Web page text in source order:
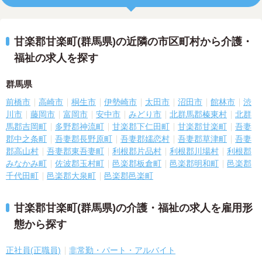
甘楽郡甘楽町(群馬県)の近隣の市区町村から介護・
福祉の求人を探す
群馬県
前橋市 高崎市 桐生市 伊勢崎市 太田市 沼田市 館林市
渋
川市
藤岡市 富岡市 安中市 みどり市 北群馬郡榛東村
北群
馬郡吉岡町
多野郡神流町 甘楽郡下仁田町 甘楽郡甘楽町
吾妻
郡中之条町
吾妻郡長野原町 吾妻郡嬬恋村 吾妻郡草津町
吾妻
郡高山村
吾妻郡東吾妻町 利根郡片品村 利根郡川場村
利根郡
みなかみ町
佐波郡玉村町 邑楽郡板倉町 邑楽郡明和町
邑楽郡
千代田町
邑楽郡大泉町 邑楽郡邑楽町
甘楽郡甘楽町(群馬県)の介護・福祉の求人を雇用形
態から探す
正社員(正職員) 非常勤・パート・アルバイト